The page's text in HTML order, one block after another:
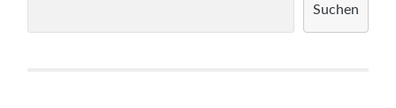
Suchen